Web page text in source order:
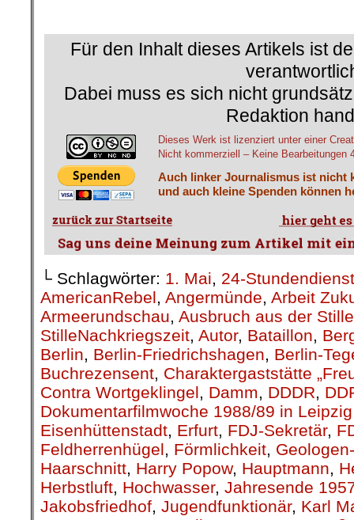
Für den Inhalt dieses Artikels ist
Dabei muss es sich nicht
Redaktion
Dieses Werk ist lizenziert unter einer
Nicht kommerziell – Keine Bearbeitungen
Auch linker Journalismus ist nicht
und auch kleine Spenden können
└ Schlagwörter: 1. Mai, 24-Stundendienst
AmericanRebel, Angermünde, Arbeit
Armeerundschau, Ausbruch aus der Stille
StilleNachkriegszeit, Autor, Bataillon,
Berlin, Berlin-Friedrichshagen, Berlin-
Buchrezensent, Charaktergaststätte
Contra Wortgeklingel, Damm, DDDR,
Dokumentarfilmwoche 1988/89 in Leipzig
Eisenhüttenstadt, Erfurt, FDJ-Sekretär,
Feldherrenhügel, Förmlichkeit,
Haarschnitt, Harry Popow, Hauptmann,
Herbstluft, Hochwasser, Jahresende
Jakobsfriedhof, Jugendfunktionär, Karl